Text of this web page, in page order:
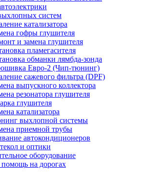
систем
катализатора
гофры глушителя
и замена глушителя
пламегасителя
обманки лямбда-зонда
Евро-2 (Чип-тюнинг)
сажевого фильтра (DPF)
выпускного коллектора
резонатора глушителя
глушителя
катализатора
выхлопной системы
приемной трубы
автокондиционеров
и оптики
оборудование
на дорогах